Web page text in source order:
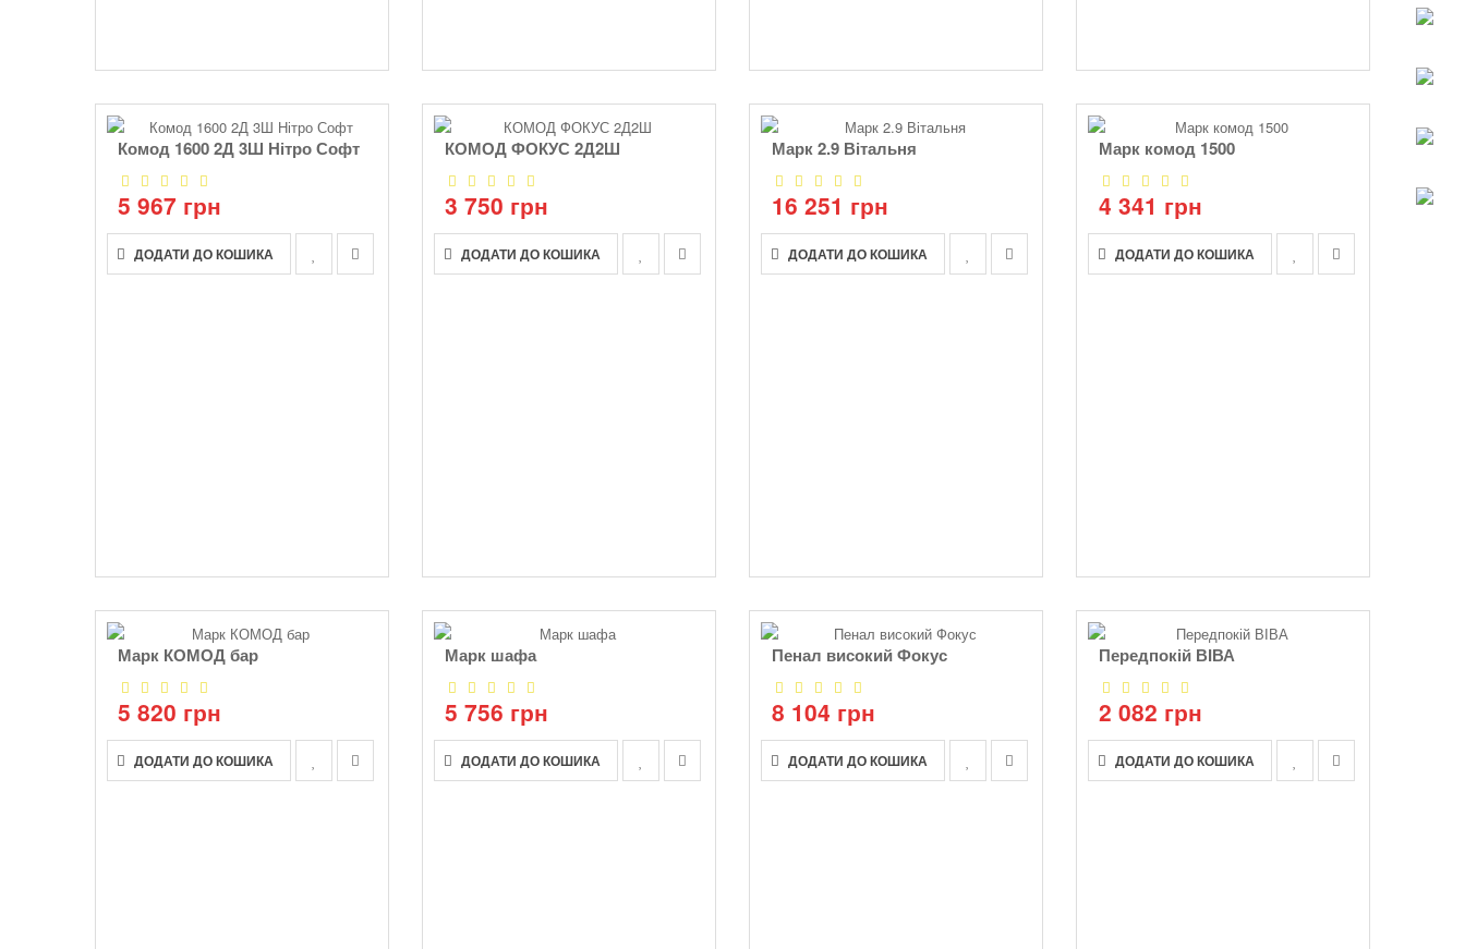
Комод 1600 2Д 3Ш Нітро Софт
5 967 грн
ДОДАТИ ДО КОШИКА
КОМОД ФОКУС 2Д2Ш
3 750 грн
ДОДАТИ ДО КОШИКА
Марк 2.9 Вітальня
16 251 грн
ДОДАТИ ДО КОШИКА
Марк комод 1500
4 341 грн
ДОДАТИ ДО КОШИКА
Марк КОМОД бар
5 820 грн
ДОДАТИ ДО КОШИКА
Марк шафа
5 756 грн
ДОДАТИ ДО КОШИКА
Пенал високий Фокус
8 104 грн
ДОДАТИ ДО КОШИКА
Передпокій ВІВА
2 082 грн
ДОДАТИ ДО КОШИКА